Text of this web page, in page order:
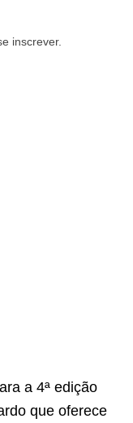
inscrever.
a 4ª edição
que oferece